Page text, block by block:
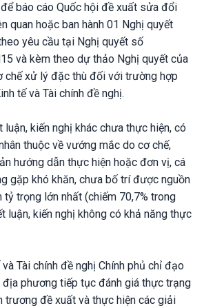
báo cáo Quốc hội đề xuất sửa đổi
quan hoặc ban hành 01 Nghị quyết
yêu cầu tại Nghị quyết số
và kèm theo dự thảo Nghị quyết của
chế xử lý đặc thù đối với trường hợp
tế và Tài chính đề nghị.
kiến nghị khác chưa thực hiện, có
thuộc về vướng mắc do cơ chế,
hướng dẫn thực hiện hoặc đơn vị, cá
gặp khó khăn, chưa bố trí được nguồn
tỷ trọng lớn nhất (chiếm 70,7% trong
luận, kiến nghị không có khả năng thực
và Tài chính đề nghị Chính phủ chỉ đạo
địa phương tiếp tục đánh giá thực trạng
trương đề xuất và thực hiện các giải